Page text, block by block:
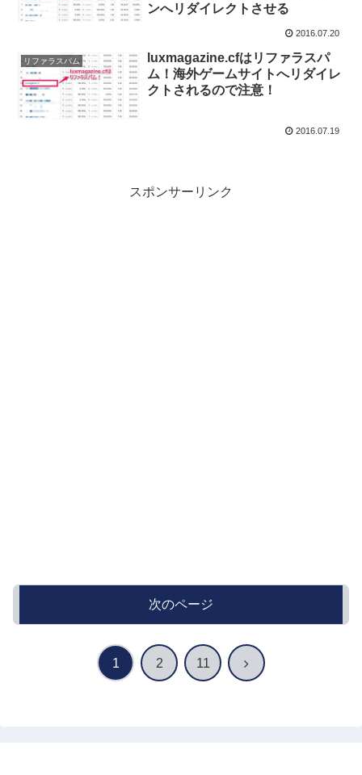
ンへリダイレクトさせる
2016.07.20
リファラスパム
luxmagazine.cfはリファラスパ
ム！海外ゲームサイトへリダイレ
クトされるので注意！
2016.07.19
スポンサーリンク
次のページ
1 2 11 次